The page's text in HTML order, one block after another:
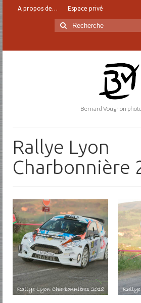
A propos de… Espace privé
Rechercher
:
Bernard Vougnon
Rallye Lyon
Charbonnière